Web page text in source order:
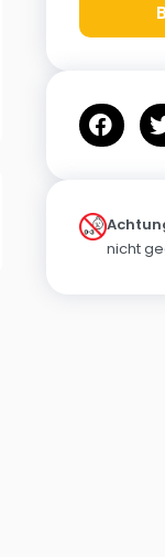
nicht